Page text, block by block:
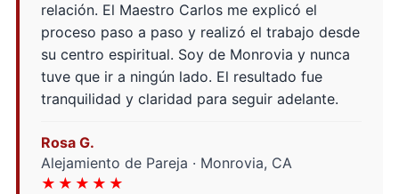
relación. El Maestro Carlos me explicó el
proceso paso a paso y realizó el trabajo desde
su centro espiritual. Soy de Monrovia y nunca
tuve que ir a ningún lado. El resultado fue
tranquilidad y claridad para seguir adelante.
Rosa G.
Alejamiento de Pareja · Monrovia, CA
★★★★★